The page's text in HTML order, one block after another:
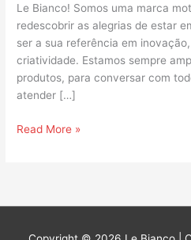
Le Bianco! Somos uma marca
redescobrir as alegrias de estar
ser a sua referência em
criatividade. Estamos sempre
produtos, para conversar com
atender […]
Read More »